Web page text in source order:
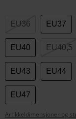
Velg
EU36 EU37
EU40 EU40,5
EU43 EU44
EU47
Artikkeldimensjoner og